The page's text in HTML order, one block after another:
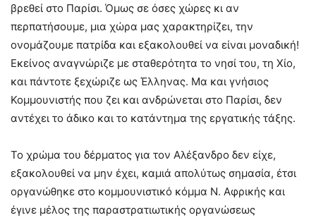
βρεθεί στο Παρίσι. Όμως σε όσες χώρες κι αν
περπατήσουμε, μια χώρα μας χαρακτηρίζει, την
ονομάζουμε πατρίδα και εξακολουθεί να είναι μοναδική!
Εκείνος αναγνώριζε με σταθερότητα το νησί του, τη Χίο,
και πάντοτε ξεχώριζε ως Έλληνας. Μα και γνήσιος
Κομμουνιστής που ζει και ανδρώνεται στο Παρίσι, δεν
αντέχει το άδικο και το κατάντημα της εργατικής τάξης.
Το χρώμα του δέρματος για τον Αλέξανδρο δεν είχε,
εξακολουθεί να μην έχει, καμιά απολύτως σημασία, έτσι
οργανώθηκε στο κομμουνιστικό κόμμα Ν. Αφρικής και
έγινε μέλος της παραστρατιωτικής οργανώσεως